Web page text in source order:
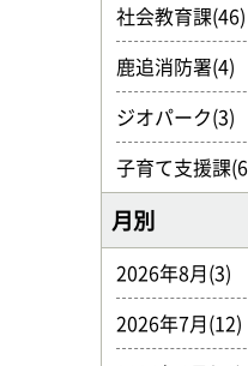
社会教育課(46)
鹿追消防署(4)
ジオパーク(3)
子育て支援課
月別
2026年8月(3)
2026年7月(12)